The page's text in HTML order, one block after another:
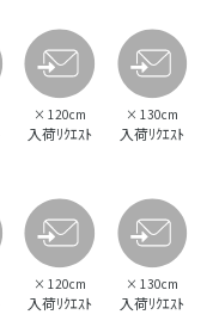
× 120cm
入荷ﾘｸｴｽﾄ
× 130cm
入荷ﾘｸｴｽﾄ
× 120cm
入荷ﾘｸｴｽﾄ
× 130cm
入荷ﾘｸｴｽﾄ